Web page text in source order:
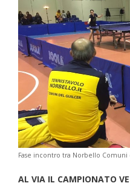
Fase incontro tra Norbello Comuni
AL VIA IL CAMPIONATO